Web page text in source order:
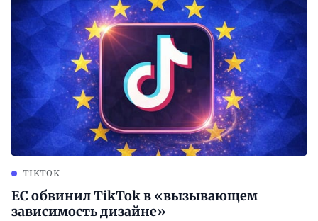
TIKTOK
ЕС обвинил TikTok в «вызывающем
зависимость дизайне»